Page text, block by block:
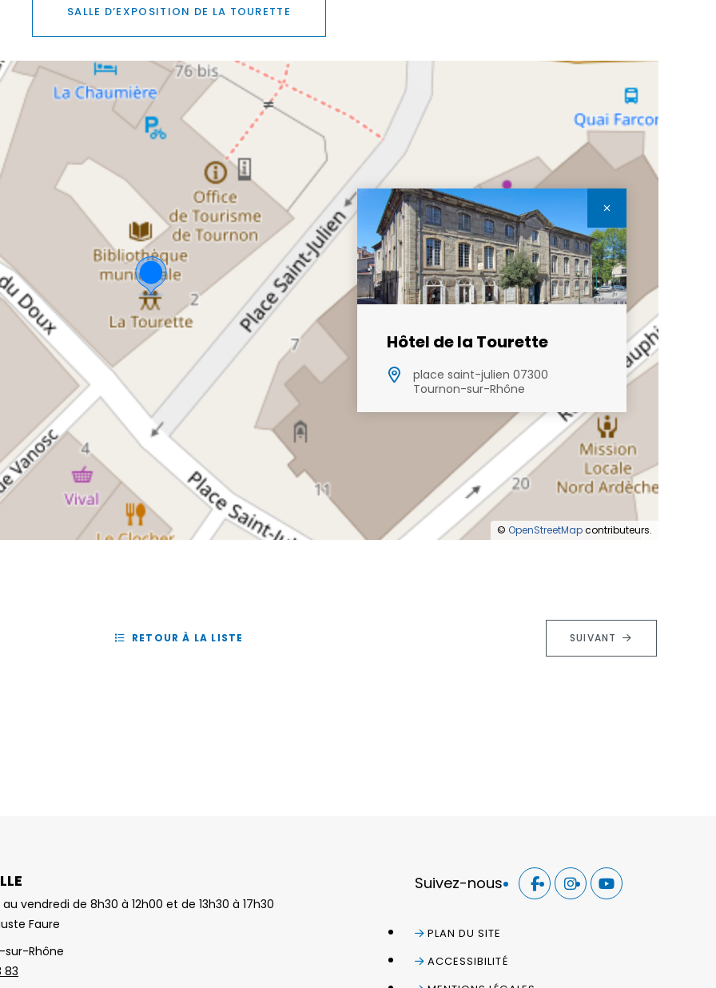
SALLE D’EXPOSITION DE LA TOURETTE
© OpenStreetMapcontributeurs.
Hôtel de la Tourette
place saint-julien 07300
Tournon-sur-Rhône
RETOUR À LA LISTE SUIVANT
vendredi de 8h30 à 12h00 et de 13h30 à 17h30
Faure
sur-Rhône
83
Suivez-nous
PLAN DU SITE
ACCESSIBILITÉ